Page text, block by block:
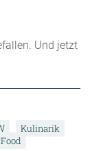
Und jetzt
Kulinarik